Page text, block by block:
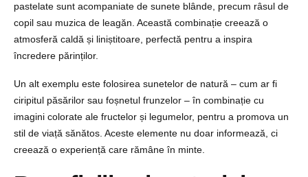
pastelate sunt acompaniate de sunete blânde, precum râsul de
copil sau muzica de leagăn. Această combinație creează o
atmosferă caldă și liniștitoare, perfectă pentru a inspira
încredere părinților.
Un alt exemplu este folosirea sunetelor de natură – cum ar fi
ciripitul păsărilor sau foșnetul frunzelor – în combinație cu
imagini colorate ale fructelor și legumelor, pentru a promova un
stil de viață sănătos. Aceste elemente nu doar informează, ci
creează o experiență care rămâne în minte.